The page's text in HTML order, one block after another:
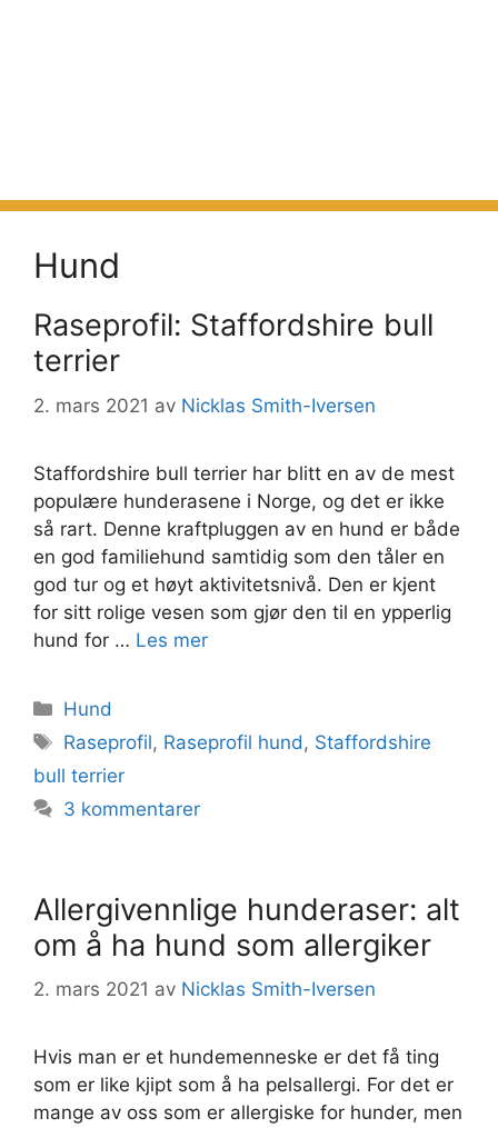
Hund
Raseprofil: Staffordshire bull
terrier
2. mars 2021 av Nicklas Smith-Iversen
Staffordshire bull terrier har blitt en av de mest
populære hunderasene i Norge, og det er ikke
så rart. Denne kraftpluggen av en hund er både
en god familiehund samtidig som den tåler en
god tur og et høyt aktivitetsnivå. Den er kjent
for sitt rolige vesen som gjør den til en ypperlig
hund for … Les mer
Kategorier
Hund
Stikkord
Raseprofil, Raseprofil hund , Staffordshire
bull terrier
3 kommentarer
Allergivennlige hunderaser: alt
om å ha hund som allergiker
2. mars 2021 av Nicklas Smith-Iversen
Hvis man er et hundemenneske er det få ting
som er like kjipt som å ha pelsallergi. For det er
mange av oss som er allergiske for hunder, men